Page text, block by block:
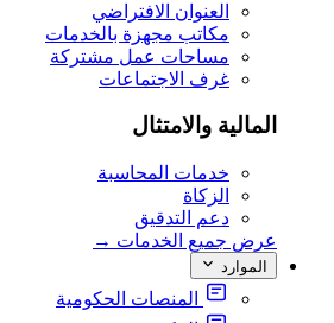
العنوان الافتراضي
مكاتب مجهزة بالخدمات
مساحات عمل مشتركة
غرف الاجتماعات
المالية والامتثال
خدمات المحاسبة
الزكاة
دعم التدقيق
عرض جميع الخدمات →
الموارد
المنصات الحكومية